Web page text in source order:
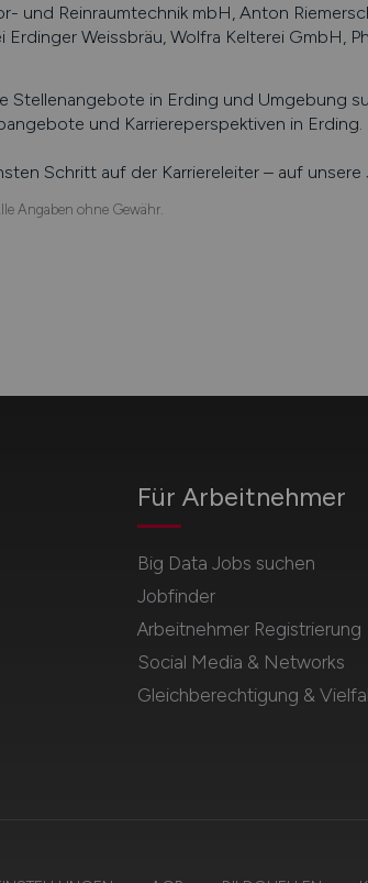
und Reinraumtechnik mbH, Anton
Erdinger Weissbräu, Wolfra Kelterei GmbH,
Stellenangebote in Erding und Umgebung
und Karriereperspektiven in Erding.
Schritt auf der Karriereleiter – auf
Angaben ohne Gewähr.
Für Arbeitnehmer
Big Data Jobs suchen
Jobfinder
Arbeitnehmer Registrierung
Social Media & Networks
Gleichberechtigung &